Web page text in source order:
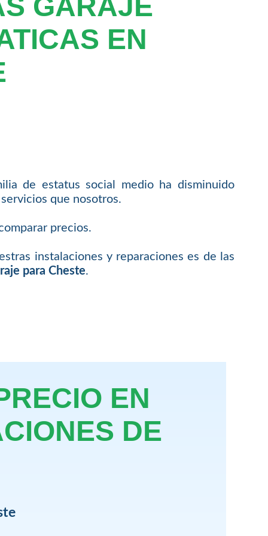
GARAJE
EN
de estatus social medio ha disminuido
que nosotros.
precios.
instalaciones y reparaciones es de las
para Cheste.
EN
DE